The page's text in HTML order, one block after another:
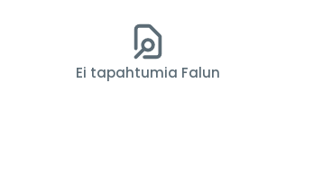
Ei tapahtumia Falun